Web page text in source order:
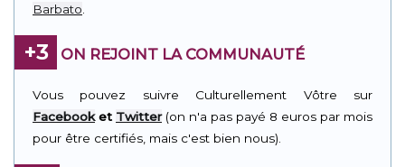
Barbato
+3 ON REJOINT LA COMMUNAUTÉ
Vous pouvez suivre Culturellement Vôtre sur
Facebooket Twitter(on n'a pas payé 8 euros par mois
pour être certifiés, mais c'est bien nous).